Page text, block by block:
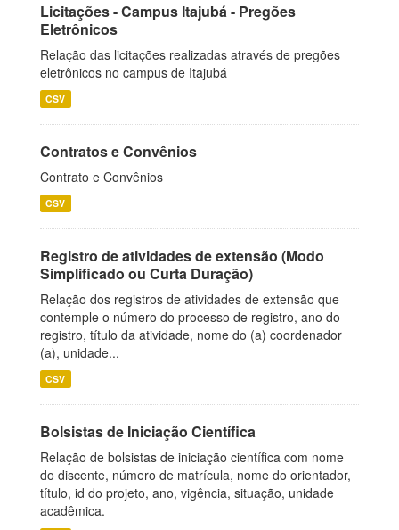
Licitações - Campus Itajubá - Pregões
Eletrônicos
Relação das licitações realizadas através de pregões
eletrônicos no campus de Itajubá
CSV
Contratos e Convênios
Contrato e Convênios
CSV
Registro de atividades de extensão (Modo
Simplificado ou Curta Duração)
Relação dos registros de atividades de extensão que
contemple o número do processo de registro, ano do
registro, título da atividade, nome do (a) coordenador
(a), unidade...
CSV
Bolsistas de Iniciação Científica
Relação de bolsistas de iniciação científica com nome
do discente, número de matrícula, nome do orientador,
título, id do projeto, ano, vigência, situação, unidade
acadêmica.